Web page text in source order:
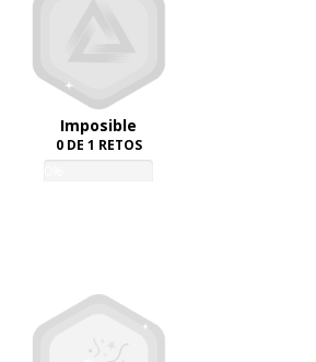
Imposible
0 DE 1 RETOS